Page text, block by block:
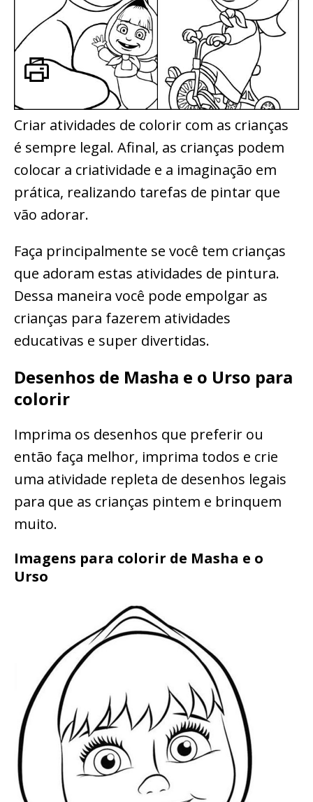
Criar atividades de colorir com as crianças
é sempre legal. Afinal, as crianças podem
colocar a criatividade e a imaginação em
prática, realizando tarefas de pintar que
vão adorar.
Faça principalmente se você tem crianças
que adoram estas atividades de pintura.
Dessa maneira você pode empolgar as
crianças para fazerem atividades
educativas e super divertidas.
Desenhos de Masha e o Urso para
colorir
Imprima os desenhos que preferir ou
então faça melhor, imprima todos e crie
uma atividade repleta de desenhos legais
para que as crianças pintem e brinquem
muito.
Imagens para colorir de Masha e o
Urso